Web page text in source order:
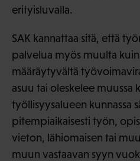
erityisluvalla.
SAK kannattaa sitä, että
palvelua myös muulta
määräytyvältä
asuu tai oleskelee muussa
työllisyysalueen kunnassa
pitempiaikaisesti työn,
vieton, lähiomaisen tai
muun vastaavan syyn